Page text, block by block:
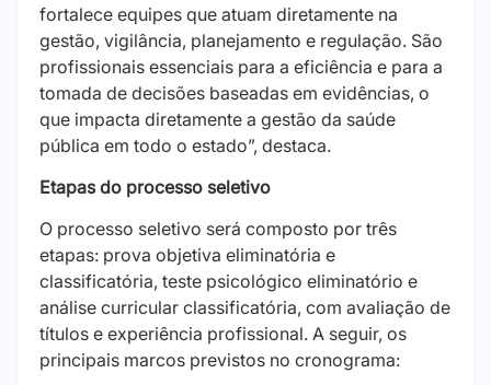
fortalece equipes que atuam diretamente na
gestão, vigilância, planejamento e regulação. São
profissionais essenciais para a eficiência e para a
tomada de decisões baseadas em evidências, o
que impacta diretamente a gestão da saúde
pública em todo o estado”, destaca.
Etapas do processo seletivo
O processo seletivo será composto por três
etapas: prova objetiva eliminatória e
classificatória, teste psicológico eliminatório e
análise curricular classificatória, com avaliação de
títulos e experiência profissional. A seguir, os
principais marcos previstos no cronograma: